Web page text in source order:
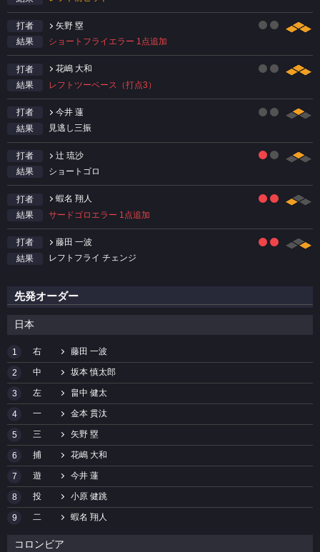
打者
矢野 塁
結果
ショートフライエラー 1点追加
打者
花嶋 大和
結果
レフトツーベース（打点3）
打者
今井 蓮
結果
見逃し三振
打者
辻 琉沙
結果
ショートゴロ
打者
蝦名 翔人
結果
サードゴロエラー 1点追加
打者
藤田 一波
結果
レフトフライ チェンジ
先発オーダー
日本
1 右 藤田 一波
2 中 坂本 慎太郎
3 左 畠中 健太
4 一 金本 貫汰
5 三 矢野 塁
6 捕 花嶋 大和
7 遊 今井 蓮
8 投 小原 健跳
9 二 蝦名 翔人
コロンビア